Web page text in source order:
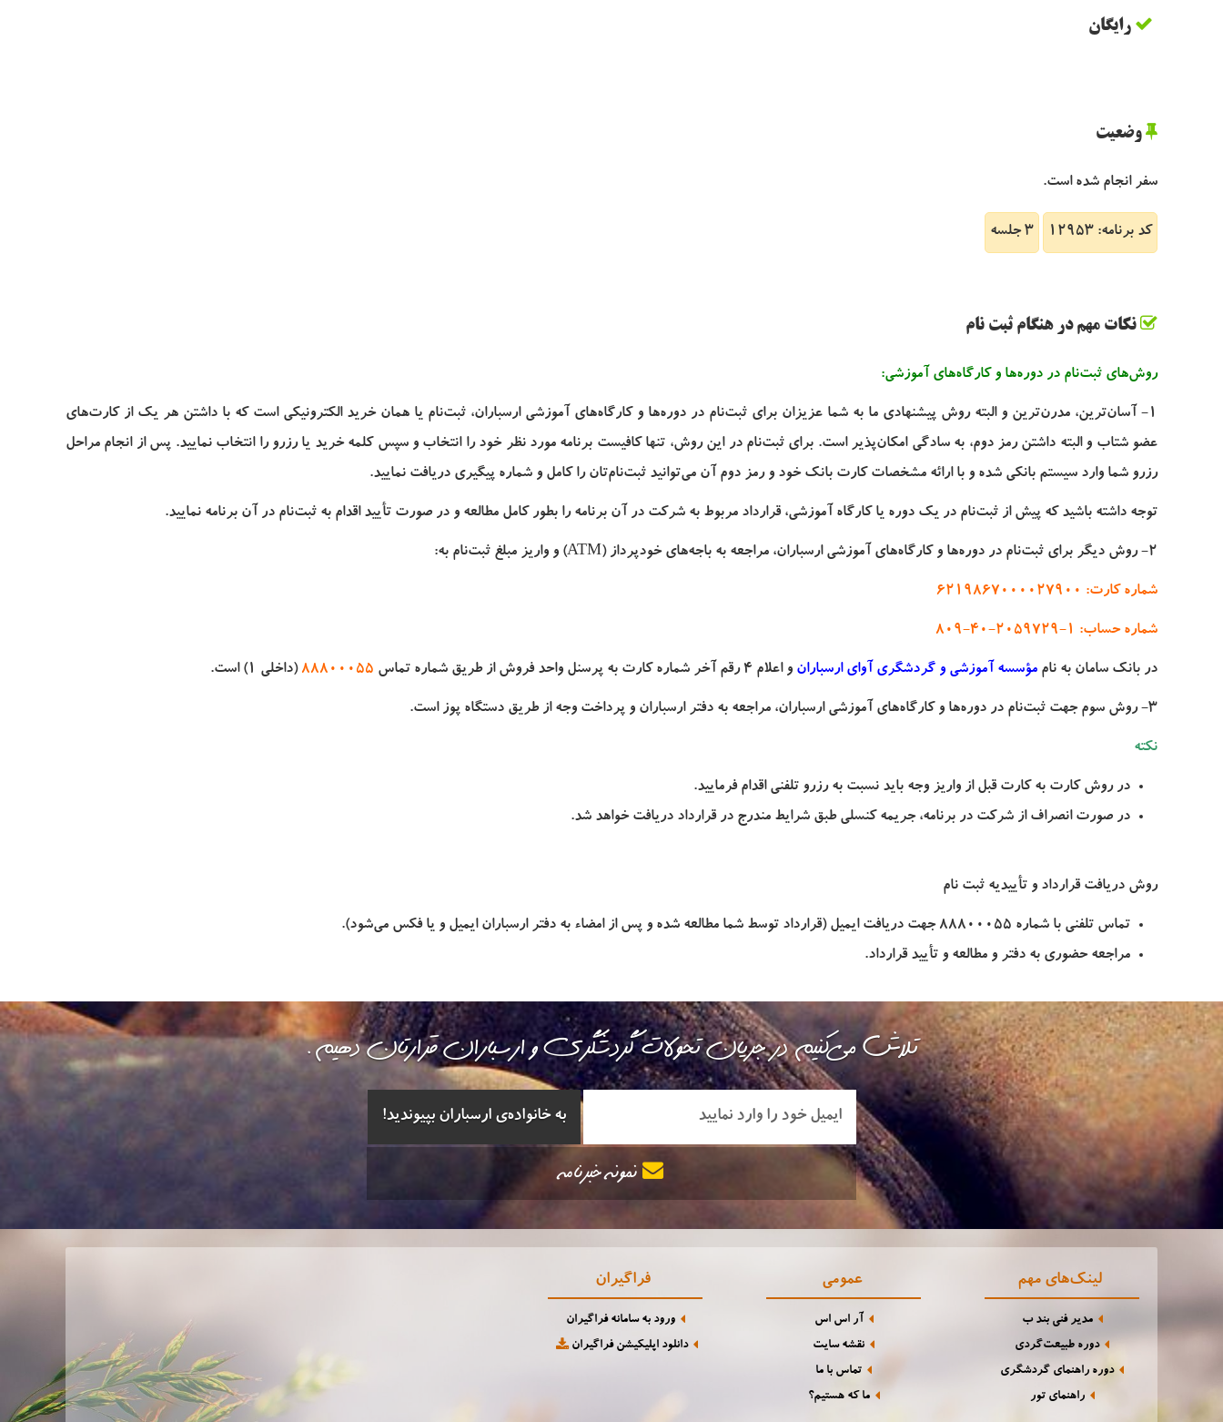
رایگان
وضعیت
سفر انجام شده است.
کد برنامه: 12953 3 جلسه
نکات مهم در هنگام ثبت نام
روش‌های ثبت‌نام در دوره‌ها و کارگاه‌های آموزشی:
1- آسان‌ترین، مدرن‌ترین و البته روش پیشنهادی ما به شما عزیزان برای ثبت‌نام در دوره‌ها و کارگاه‌های آموزشی ارسباران، ثبت‌نام یا همان خرید الکترونیکی است که با داشتن هر یک از کارت‌های
عضو شتاب و البته داشتن رمز دوم، به سادگی امکان‌پذیر است. برای ثبت‌نام در این روش، تنها کافیست برنامه مورد نظر خود را انتخاب و سپس کلمه خرید یا رزرو را انتخاب نمایید. پس از انجام مراحل
رزرو شما وارد سیستم بانکی شده و با ارائه مشخصات کارت بانک خود و رمز دوم آن می‌توانید ثبت‌نام‌تان را کامل و شماره پیگیری دریافت نمایید.
توجه داشته باشید که پیش از ثبت‌نام در یک دوره یا کارگاه آموزشی، قرارداد مربوط به شرکت در آن برنامه را بطور کامل مطالعه و در صورت تأیید اقدام به ثبت‌نام در آن برنامه نمایید.
2- روش دیگر برای ثبت‌نام در دوره‌ها و کارگاه‌های آموزشی ارسباران، مراجعه به باجه‌های خودپرداز (ATM) و واریز مبلغ ثبت‌نام به:
شماره کارت: 6219867000027900
شماره حساب: 1-2059729-40-809
در بانک سامان به نام مؤسسه آموزشی و گردشگری آوای ارسباران و اعلام 4 رقم آخر شماره کارت به پرسنل واحد فروش از طریق شماره تماس 88800055 (داخلی 1) است.
3- روش سوم جهت ثبت‌نام در دوره‌ها و کارگاه‌های آموزشی ارسباران، مراجعه به دفتر ارسباران و پرداخت وجه از طریق دستگاه پوز است.
نکته
در روش کارت به کارت قبل از واریز وجه باید نسبت به رزرو تلفنی اقدام فرمایید.
در صورت انصراف از شرکت در برنامه، جریمه کنسلی طبق شرایط مندرج در قرارداد دریافت خواهد شد.
روش دریافت قرارداد و تأییدیه ثبت نام
تماس تلفنی با شماره 88800055 جهت دریافت ایمیل (قرارداد توسط شما مطالعه شده و پس از امضاء به دفتر ارسباران ایمیل و یا فکس می‌شود).
مراجعه حضوری به دفتر و مطالعه و تأیید قرارداد.
تلاش می‌کنیم در جریان تحولات گردشگری و ارسباران قرارتان دهیم.
نمونه خبرنامه
لینک‌های مهم
مدیر فنی بند ب
دوره طبیعت‌گردی
دوره راهنمای گردشگری
راهنمای تور
عمومی
آر اس اس
نقشه سایت
تماس با ما
ما که هستیم؟
فراگیران
ورود به سامانه فراگیران
دانلود اپلیکیشن فراگیران